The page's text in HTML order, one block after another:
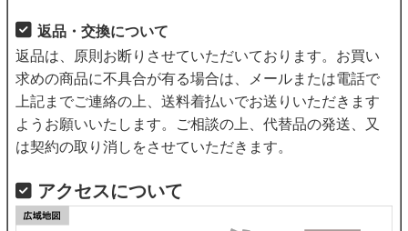
返品・交換について
返品は、原則お断りさせていただいております。お買い
求めの商品に不具合が有る場合は、メールまたは電話で
上記までご連絡の上、送料着払いでお送りいただきます
ようお願いいたします。ご相談の上、代替品の発送、又
は契約の取り消しをさせていただきます。
アクセスについて